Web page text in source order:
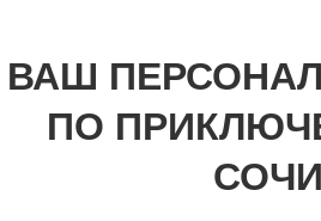
ВАШ
ПО
СОЧИ